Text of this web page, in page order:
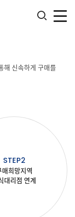
해 신속하게 구매를
STEP2
매희망지역
대리점 연계